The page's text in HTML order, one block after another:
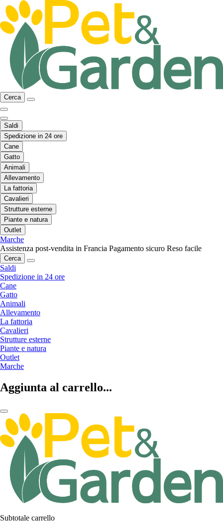
Cerca
Saldi
Spedizione in 24 ore
Cane
Gatto
Animali
Allevamento
La fattoria
Cavalieri
Strutture esterne
Piante e natura
Outlet
Marche
Assistenza post-vendita in Francia Pagamento sicuro Reso facile
Cerca
Saldi
Spedizione in 24 ore
Cane
Gatto
Animali
Allevamento
La fattoria
Cavalieri
Strutture esterne
Piante e natura
Outlet
Marche
Aggiunta al carrello...
Subtotale carrello